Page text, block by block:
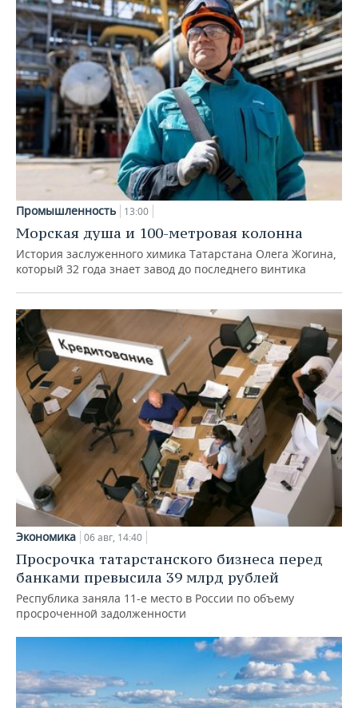
Промышленность 13:00
Морская душа и 100-метровая колонна
История заслуженного химика Татарстана Олега Жогина,
который 32 года знает завод до последнего винтика
Экономика 06 авг, 14:40
Просрочка татарстанского бизнеса перед
банками превысила 39 млрд рублей
Республика заняла 11-е место в России по объему
просроченной задолженности